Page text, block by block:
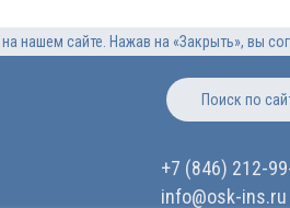
нашем сайте. Нажав на «Закрыть», вы
Поиск по
+7 (846) 212-
info@osk-ins.ru